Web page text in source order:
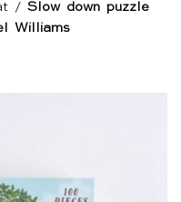
/ Slow down puzzle
Williams